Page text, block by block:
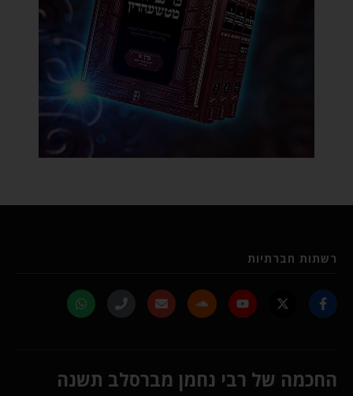
רשתות חברתיות
החכמה של רבי נחמן מברסלב תשנה